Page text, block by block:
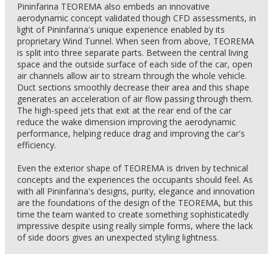
Pininfarina TEOREMA also embeds an innovative
aerodynamic concept validated though CFD assessments, in
light of Pininfarina's unique experience enabled by its
proprietary Wind Tunnel. When seen from above, TEOREMA
is split into three separate parts. Between the central living
space and the outside surface of each side of the car, open
air channels allow air to stream through the whole vehicle.
Duct sections smoothly decrease their area and this shape
generates an acceleration of air flow passing through them.
The high-speed jets that exit at the rear end of the car
reduce the wake dimension improving the aerodynamic
performance, helping reduce drag and improving the car's
efficiency.
Even the exterior shape of TEOREMA is driven by technical
concepts and the experiences the occupants should feel. As
with all Pininfarina's designs, purity, elegance and innovation
are the foundations of the design of the TEOREMA, but this
time the team wanted to create something sophisticatedly
impressive despite using really simple forms, where the lack
of side doors gives an unexpected styling lightness.